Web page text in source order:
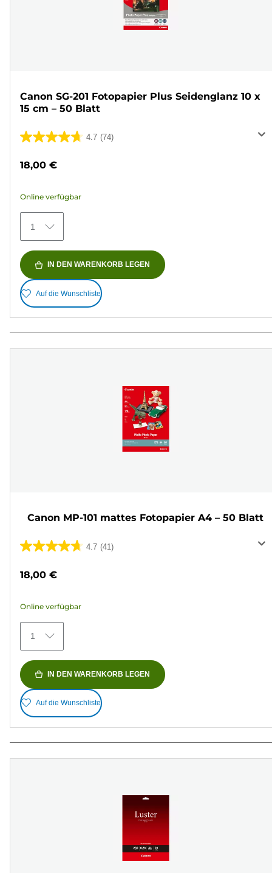
Canon SG-201 Fotopapier Plus Seidenglanz 10 x
15 cm – 50 Blatt
4.7 (74)
4.7
74
Bewertungen
18,00 €
Online verfügbar
1
IN DEN WARENKORB LEGEN
Auf die Wunschliste
Canon MP-101 mattes Fotopapier A4 – 50 Blatt
4.7 (41)
4.7
5
41
Bewertungen
18,00 €
Online verfügbar
1
IN DEN WARENKORB LEGEN
Auf die Wunschliste